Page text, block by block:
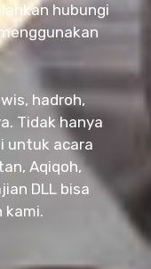
hubungi
hadroh,
Tidak hanya
untuk acara
Aqiqoh,
DLL bisa
kami.